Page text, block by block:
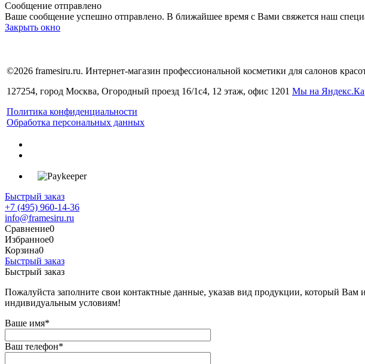
Сообщение отправлено
Ваше сообщение успешно отправлено. В ближайшее время с Вами свяжется наш
Закрыть окно
©2026 framesiru.ru. Интернет-магазин профессиональной косметики для салонов
127254, город Москва, Огородный проезд 16/1с4, 12 этаж, офис 1201 Мы на
Политика конфиденциальности
Обработка персональных данных
Быстрый заказ
+7 (495) 960-14-36
info@framesiru.ru
Сравнение0
Избранное0
Корзина0
Быстрый заказ
Быстрый заказ
Пожалуйста заполните свои контактные данные, указав вид продукции, который
индивидуальным условиям!
Ваше имя*
Ваш телефон*